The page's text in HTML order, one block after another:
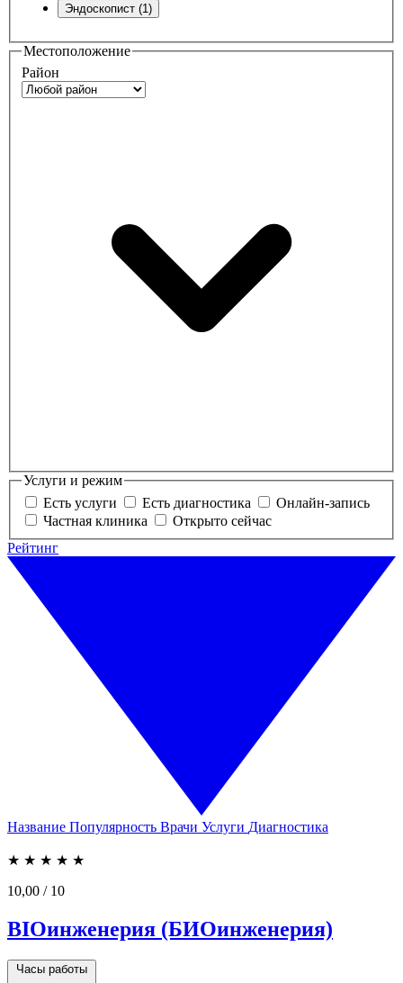
Эндоскопист (1)
Местоположение
Район
Услуги и режим
Есть услуги
Есть диагностика
Онлайн-запись
Частная клиника
Открыто сейчас
Рейтинг
Название Популярность Врачи Услуги Диагностика
★ ★ ★ ★ ★
10,00 / 10
BIOинженерия (БИОинженерия)
Часы работы